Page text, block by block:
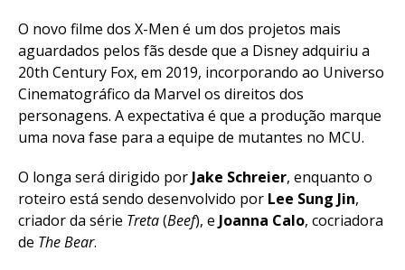
O novo filme dos X-Men é um dos projetos mais
aguardados pelos fãs desde que a Disney adquiriu a
20th Century Fox, em 2019, incorporando ao Universo
Cinematográfico da Marvel os direitos dos
personagens. A expectativa é que a produção marque
uma nova fase para a equipe de mutantes no MCU.
O longa será dirigido por Jake Schreier, enquanto o
roteiro está sendo desenvolvido por Lee Sung Jin,
criador da série Treta(Beef), e Joanna Calo, cocriadora
de The Bear.